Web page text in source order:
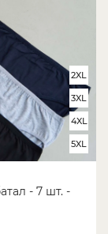
- 7 шт. -
2XL
3XL
4XL
5XL